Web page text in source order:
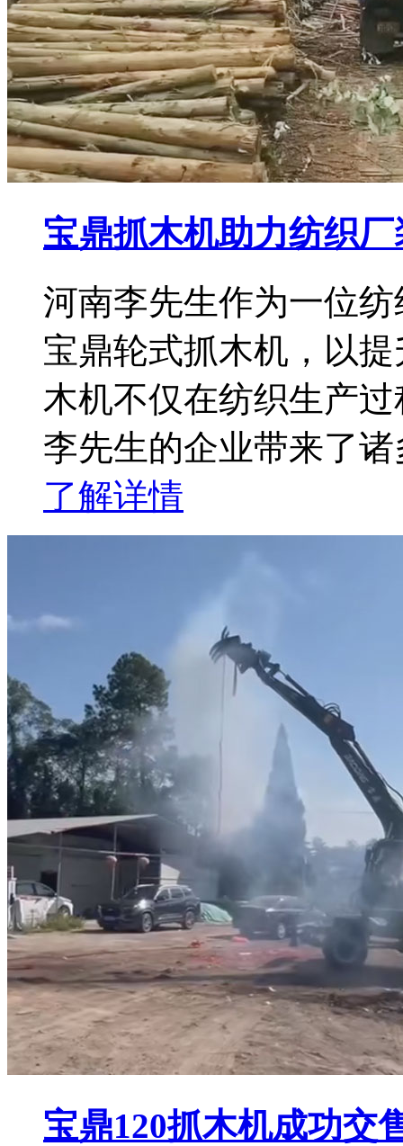
宝鼎抓木机助力纺织
河南李先生作为一位
宝鼎轮式抓木机，以
木机不仅在纺织生产
李先生的企业带来了
了解详情
宝鼎120抓木机成功交